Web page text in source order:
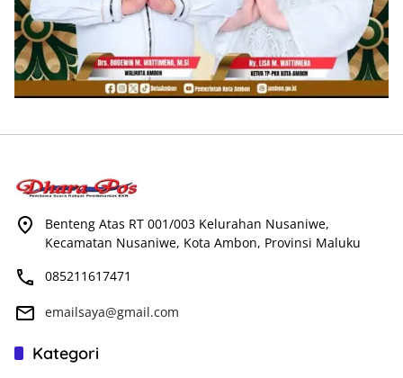
Benteng Atas RT 001/003 Kelurahan Nusaniwe,
Kecamatan Nusaniwe, Kota Ambon, Provinsi Maluku
085211617471
emailsaya@gmail.com
Kategori